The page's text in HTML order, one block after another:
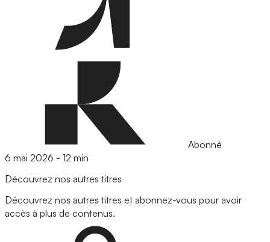
Abonné
6 mai 2026 - 12 min
Découvrez nos autres titres
Découvrez nos autres titres et abonnez-vous pour avoir
accès à plus de contenus.